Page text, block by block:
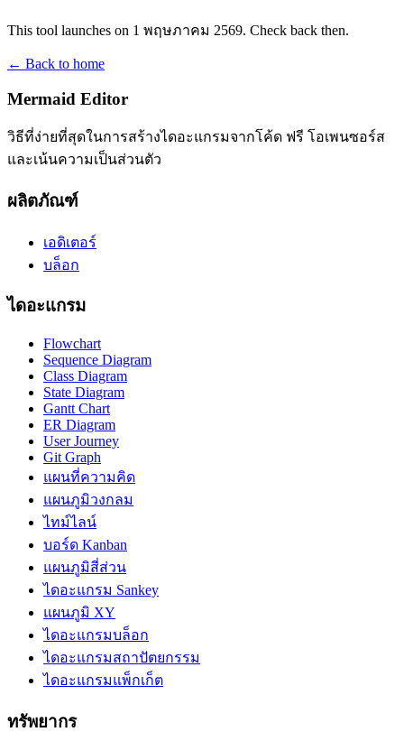
This tool launches on 1 พฤษภาคม 2569. Check back then.
← Back to home
Mermaid Editor
วิธีที่ง่ายที่สุดในการสร้างไดอะแกรมจากโค้ด ฟรี โอเพนซอร์ส
และเน้นความเป็นส่วนตัว
ผลิตภัณฑ์
เอดิเตอร์
บล็อก
ไดอะแกรม
Flowchart
Sequence Diagram
Class Diagram
State Diagram
Gantt Chart
ER Diagram
User Journey
Git Graph
แผนที่ความคิด
แผนภูมิวงกลม
ไทม์ไลน์
บอร์ด Kanban
แผนภูมิสี่ส่วน
ไดอะแกรม Sankey
แผนภูมิ XY
ไดอะแกรมบล็อก
ไดอะแกรมสถาปัตยกรรม
ไดอะแกรมแพ็กเก็ต
ทรัพยากร